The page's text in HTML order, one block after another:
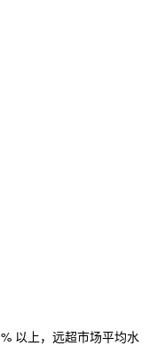
以上，远超市场平均水